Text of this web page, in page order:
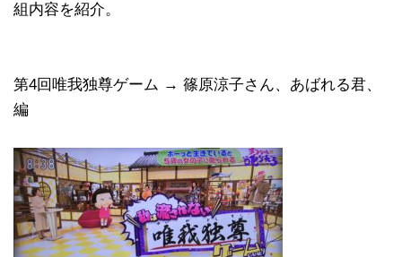
組内容を紹介。
第4回唯我独尊ゲーム → 篠原涼子さん、あばれる君、
編